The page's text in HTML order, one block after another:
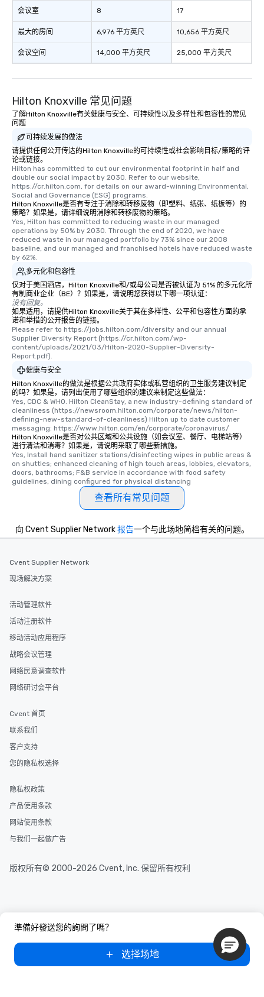
会议室
最大的房间
会议空间
8
6,976 平方英尺
14,000 平方英尺
17
10,656 平方英尺
25,000 平方英尺
Hilton Knoxville 常见问题
了解Hilton Knoxville有关健康与安全、可持续性以及多样性和包容性的常见
问题
可持续发展的做法
请提供任何公开传达的Hilton Knoxville的可持续性或社会影响目标/策略的评
论或链接。
Hilton has committed to cut our environmental footprint in half and
double our social impact by 2030. Refer to our website,
https://cr.hilton.com, for details on our award-winning Environmental,
Social and Governance (ESG) programs.
Hilton Knoxville是否有专注于消除和转移废物（即塑料、纸张、纸板等）的
策略？如果是，请详细说明消除和转移废物的策略。
Yes, Hilton has committed to reducing waste in our managed
operations by 50% by 2030. Through the end of 2020, we have
reduced waste in our managed portfolio by 73% since our 2008
baseline, and our managed and franchised hotels have reduced waste
by 62%.
多元化和包容性
仅对于美国酒店，Hilton Knoxville和/或母公司是否被认证为 51% 的多元化所
有制商业企业（BE）？如果是，请说明您获得以下哪一项认证：
没有回复。
如果适用，请提供Hilton Knoxville关于其在多样性、公平和包容性方面的承
诺和举措的公开报告的链接。
Please refer to https://jobs.hilton.com/diversity and our annual
Supplier Diversity Report (https://cr.hilton.com/wp-
content/uploads/2021/03/Hilton-2020-Supplier-Diversity-
Report.pdf).
健康与安全
Hilton Knoxville的做法是根据公共政府实体或私营组织的卫生服务建议制定
的吗？如果是，请列出使用了哪些组织的建议来制定这些做法：
Yes, CDC & WHO. Hilton CleanStay, a new industry-defining standard of
cleanliness (https://newsroom.hilton.com/corporate/news/hilton-
defining-new-standard-of-cleanliness) Hilton up to date customer
messaging: https://www.hilton.com/en/corporate/coronavirus/
Hilton Knoxville是否对公共区域和公共设施（如会议室、餐厅、电梯站等）
进行清洁和消毒？如果是，请说明采取了哪些新措施。
Yes, Install hand sanitizer stations/disinfecting wipes in public areas &
on shuttles; enhanced cleaning of high touch areas, lobbies, elevators,
doors, bathrooms; F&B service in accordance with food safety
guidelines, dining configured for physical distancing
查看所有常见问题
準備好發送您的詢問了嗎？
选择场地
向 Cvent Supplier Network报告一个与此场地简档有关的问题。
Cvent Supplier Network
现场解决方案
活动管理软件
活动注册软件
移动活动应用程序
战略会议管理
网络民意调查软件
网络研讨会平台
Cvent 首页
联系我们
客户支持
您的隐私权选择
隐私权政策
产品使用条款
网站使用条款
与我们一起做广告
版权所有© 2000-2026 Cvent, Inc. 保留所有权利